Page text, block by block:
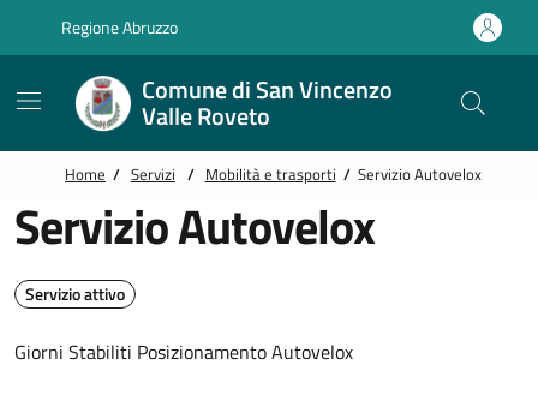
Regione Abruzzo
Comune di San Vincenzo
Valle Roveto
Home / Servizi / Mobilità e trasporti / Servizio Autovelox
Servizio Autovelox
Servizio attivo
Giorni Stabiliti Posizionamento Autovelox